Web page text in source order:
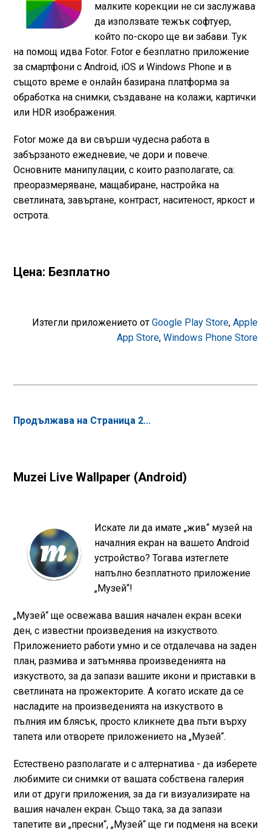
малките корекции не си заслужава
да използвате тежък софтуер,
който по-скоро ще ви забави. Тук
на помощ идва Fotor. Fotor е безплатно приложение
за смартфони с Android, iOS и Windows Phone и в
същото време е онлайн базирана платформа за
обработка на снимки, създаване на колажи, картички
или HDR изображения.
Fotor може да ви свърши чудесна работа в
забързаното ежедневие, че дори и повече.
Основните манипулации, с които разполагате, са:
преоразмеряване, мащабиране, настройка на
светлината, завъртане, контраст, наситеност, яркост и
острота.
Цена: Безплатно
Изтегли приложението отGoogle Play Store, Apple
App Store,Windows Phone Store
Продължава на Страница 2...
Muzei Live Wallpaper (Android)
Искате ли да имате „жив“ музей на
началния екран на вашето Android
устройство? Тогава изтеглете
напълно безплатното приложение
„Музей“!
„Музей“ ще освежава вашия начален екран всеки
ден, с известни произведения на изкуството.
Приложението работи умно и се отдалечава на заден
план, размива и затъмнява произведенията на
изкуството, за да запази вашите икони и приставки в
светлината на прожекторите. А когато искате да се
насладите на произведенията на изкуството в
пълния им блясък, просто кликнете два пъти върху
тапета или отворете приложението на „Музей“.
Естествено разполагате и с алтернатива - да изберете
любимите си снимки от вашата собствена галерия
или от други приложения, за да ги визуализирате на
вашия начален екран. Също така, за да запази
тапетите ви „пресни“, „Музей“ ще ги подменя на всеки